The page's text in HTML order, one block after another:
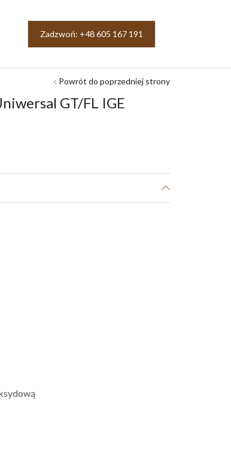
Zadzwoń: +48 605 167 191
Powrót do poprzedniej strony
GT/FL IGE